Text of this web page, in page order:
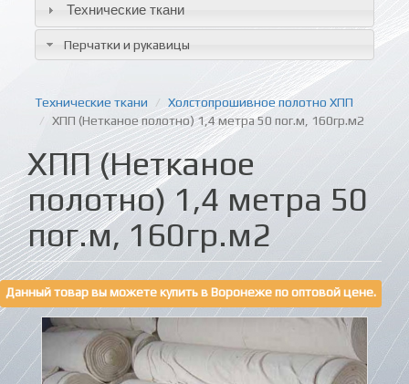
Технические ткани
Перчатки и рукавицы
Технические ткани
Холстопрошивное полотно ХПП
ХПП (Нетканое полотно) 1,4 метра 50 пог.м, 160гр.м2
ХПП (Нетканое
полотно) 1,4 метра 50
пог.м, 160гр.м2
Данный товар вы можете купить в Воронеже по оптовой цене.